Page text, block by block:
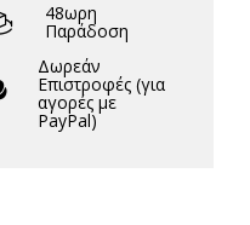
48ωρη
Παράδοση
Δωρεάν
Eπιστροφές (για
αγορές με
PayPal)